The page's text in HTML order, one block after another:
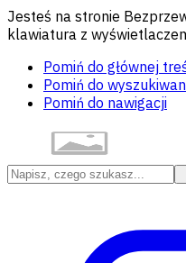
Jesteś na stronie
klawiatura z
Pomiń do głównej
Pomiń do
Pomiń do nawigacji